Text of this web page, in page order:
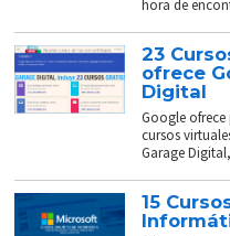
hora de
23
ofrece
Digital
Google ofrece
cursos
Garage
15